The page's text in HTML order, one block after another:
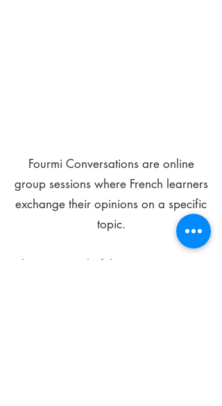
Fourmi Conversations are online
group sessions where French learners
exchange their opinions on a specific
topic.
The main goal of these meetings is to